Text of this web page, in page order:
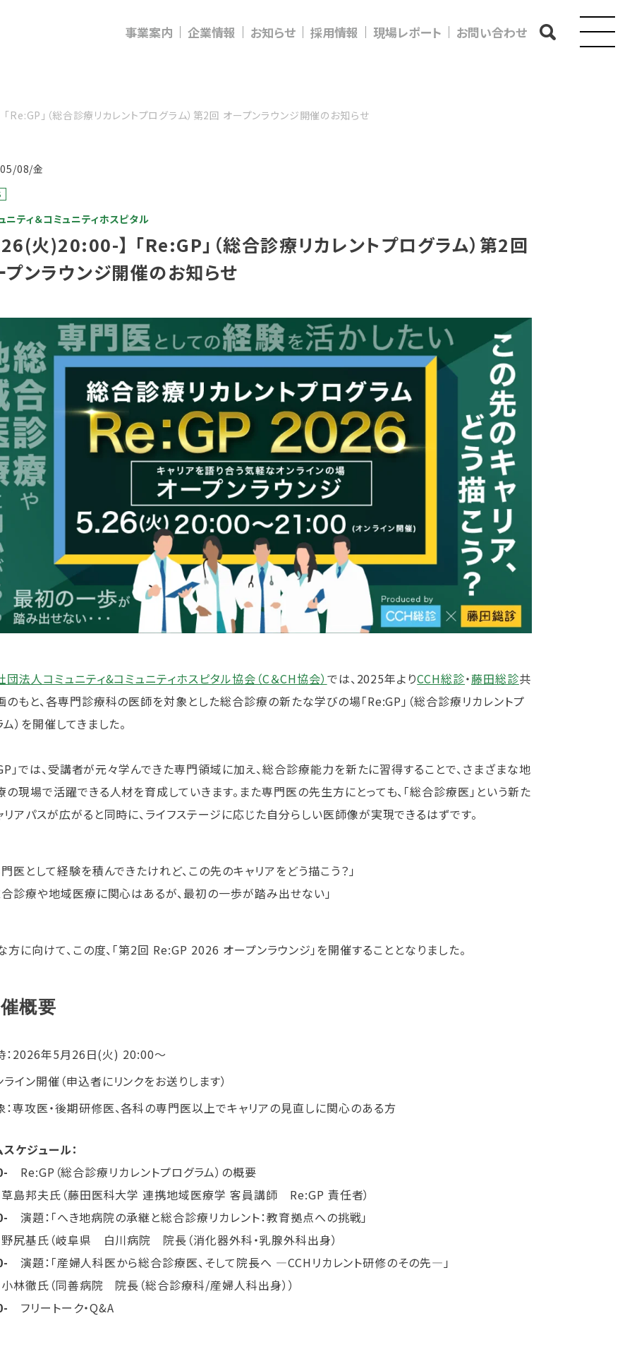
事業案内 企業情報 お知らせ 採用情報 現場レポート お問い合わせ
Re:GP」（総合診療リカレントプログラム）第2回 オープンラウンジ開催のお知らせ
08/金
ニティ＆コミュニティホスピタル
26(火)20:00-】 「Re:GP」（総合診療リカレントプログラム）第2回
プンラウンジ開催のお知らせ
団法人コミュニティ&コミュニティホスピタル協会（C＆CH協会） では、2025年よりCCH総診・藤田総診共
のもと、各専門診療科の医師を対象とした総合診療の新たな学びの場「Re:GP」（総合診療リカレントプ
）を開催してきました。
」では、受講者が元々学んできた専門領域に加え、総合診療能力を新たに習得することで、さまざまな地
の現場で活躍できる人材を育成していきます。また専門医の先生方にとっても、「総合診療医」という新た
リアパスが広がると同時に、ライフステージに応じた自分らしい医師像が実現できるはずです。
医として経験を積んできたけれど、この先のキャリアをどう描こう？」
診療や地域医療に関心はあるが、最初の一歩が踏み出せない」
方に向けて、この度、「第2回 Re:GP 2026 オープンラウンジ」を開催することとなりました。
概要
：2026年5月26日(火) 20:00〜
ライン開催（申込者にリンクをお送りします）
：専攻医・後期研修医、各科の専門医以上でキャリアの見直しに関心のある方
ケジュール：
Re:GP（総合診療リカレントプログラム）の概要
草島邦夫氏（藤田医科大学 連携地域医療学 客員講師 Re:GP 責任者）
演題：「へき地病院の承継と総合診療リカレント：教育拠点への挑戦」
野尻基氏（岐阜県 白川病院 院長（消化器外科・乳腺外科出身）
演題：「産婦人科医から総合診療医、そして院長へ ―CCHリカレント研修のその先―」
小林徹氏（同善病院 院長（総合診療科/産婦人科出身））
フリートーク・Q&A